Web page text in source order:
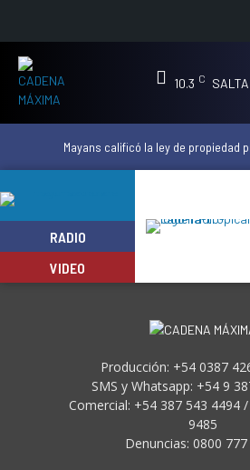
10.3 C SALTA
Mayans calificó la ley de propiedad
RADIO
VIDEO
Producción: +54 0387
SMS y Whatsapp: +54 9
Comercial: +54 387 543 4494
9485
Denuncias: 0800